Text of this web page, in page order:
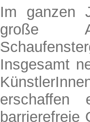
Im ganzen
große
Insgesamt
erschaffen
barrierefreie